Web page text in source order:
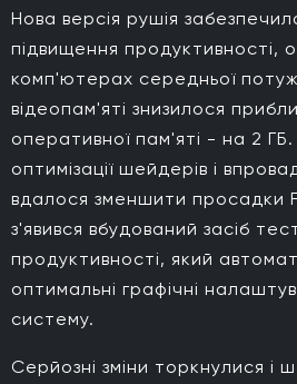
Нова версія рушія
підвищення продуктивності,
комп'ютерах середньої
відеопам'яті знизилося
оперативної пам'яті - на 2
оптимізації шейдерів і
вдалося зменшити просадки
з'явився вбудований засіб
продуктивності, який
оптимальні графічні
систему.
Серйозні зміни торкнулися і